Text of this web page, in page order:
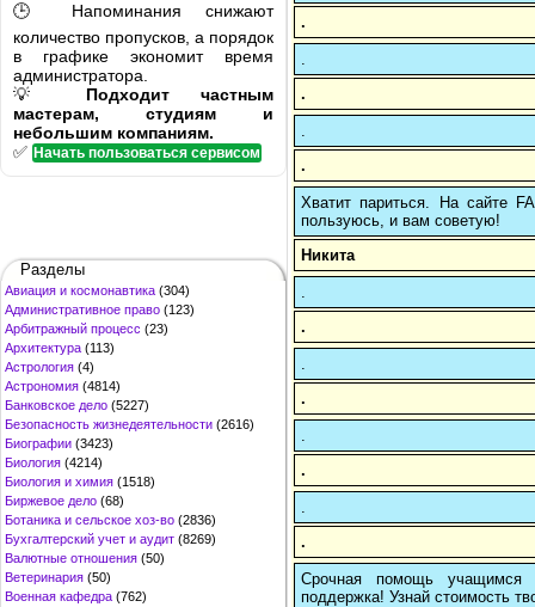
🕒 Напоминания снижают
количество пропусков, а порядок
в графике экономит время
администратора.
💡 Подходит частным
мастерам, студиям и
небольшим компаниям.
✅ Начать пользоваться сервисом
Разделы
Авиация и космонавтика (304)
Административное право (123)
Арбитражный процесс (23)
Архитектура (113)
Астрология (4)
Астрономия (4814)
Банковское дело (5227)
Безопасность жизнедеятельности (2616)
Биографии (3423)
Биология (4214)
Биология и химия (1518)
Биржевое дело (68)
Ботаника и сельское хоз-во (2836)
Бухгалтерский учет и аудит (8269)
Валютные отношения (50)
Ветеринария (50)
Военная кафедра (762)
.
.
.
Хватит париться. На сайте
пользуюсь, и вам советую!
Никита
.
.
.
.
Срочная помощь учащимся в
поддержка! Узнай стоимость